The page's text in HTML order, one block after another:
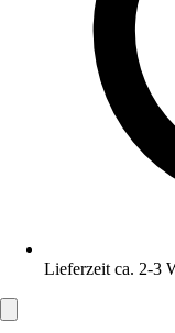
Lieferzeit ca. 2-3